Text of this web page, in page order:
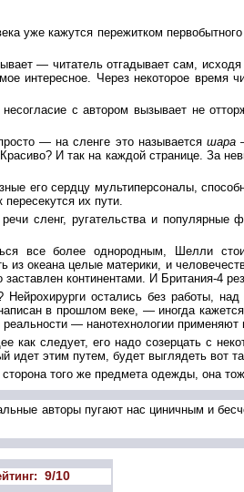
уже кажутся пережитком
— читатель отгадывает сам, исходя
Через некоторое время
с автором вызывает не
— на сленге это называется шара
И так на каждой странице. За
его сердцу мультиперсоналы,
их пути.
сленг, ругательства и
все более однородным, Шелли
океана целые материки, и
континентами. И Британия-4
остались без работы,
в прошлом веке, — иногда
— нанотехнологии применяют
следует, его надо созерцать с
этим путем, будет выглядеть вот
того же предмета одежды, она
авторы пугают нас циничным и
9/10